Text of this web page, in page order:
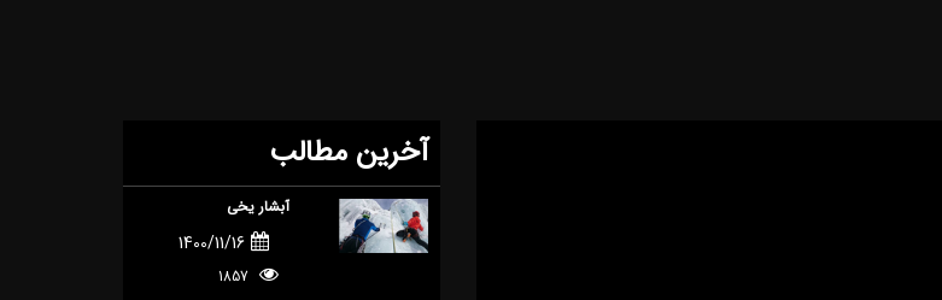
آخرین مطالب
آبشار یخی
1400/11/16
1857